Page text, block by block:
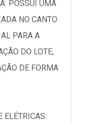
POSSUI UMA
NO CANTO
PARA A
DO LOTE,
DE FORMA
ELÉTRICAS: